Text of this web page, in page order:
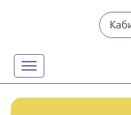
Toggle
navigation